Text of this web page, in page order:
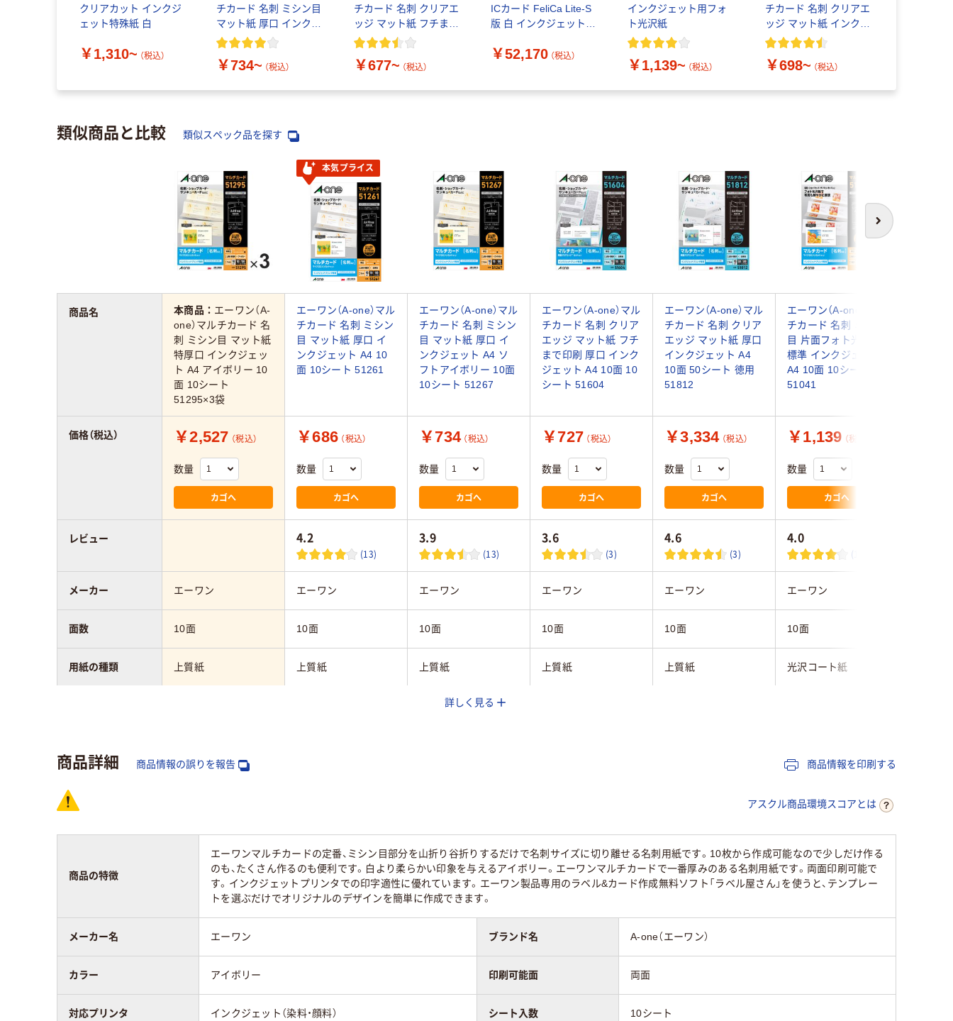
クリアカット インクジ
ェット特殊紙 白
￥1,310~ （税込）
チカード 名刺 ミシン目
マット紙 厚口 インクジ
ェット A4 ソフトアイボ
￥734~ （税込）
チカード 名刺 クリアエ
ッジ マット紙 フチまで
印刷 インクジェット A4
￥677~ （税込）
ICカード FeliCa Lite-S
版 白 インクジェット対
￥52,170 （税込）
インクジェット用フォ
ト光沢紙
￥1,139~ （税込）
チカード 名刺 クリアエ
ッジ マット紙 インクジ
ェット A4 10面
￥698~ （税込）
類似商品と比較 類似スペック品を探す
次へ
本気プライス
本商品： エーワン（A-
one）マルチカード 名
刺 ミシン目 マット紙
特厚口 インクジェッ
ト A4 アイボリー 10
面 10シート
51295×3袋
エーワン（A-one）マル
チカード 名刺 ミシン
目 マット紙 厚口 イ
ンクジェット A4 10
面 10シート 51261
エーワン（A-one）マル
チカード 名刺 ミシン
目 マット紙 厚口 イ
ンクジェット A4 ソ
フトアイボリー 10面
10シート 51267
エーワン（A-one）マル
チカード 名刺 クリア
エッジ マット紙 フチ
まで印刷 厚口 インク
ジェット A4 10面 10
シート 51604
エーワン（A-one）マル
チカード 名刺 クリア
エッジ マット紙 厚口
インクジェット A4
10面 50シート 徳用
51812
エーワン（A-one）マル
チカード 名刺 ミシン
目 片面フォト光沢紙
標準 インクジェット
A4 10面 10シート
51041
￥2,527 （税込）
数量
カゴへ
￥686 （税込）
数量
カゴへ
￥734 （税込）
数量
カゴへ
￥727 （税込）
数量
カゴへ
￥3,334 （税込）
数量
カゴへ
￥1,139 （税込）
数量
カゴへ
4.2
(13)
3.9
(13)
3.6
(3)
4.6
(3)
4.0
(1)
エーワン エーワン エーワン エーワン エーワン エーワン
10面 10面 10面 10面 10面 10面
上質紙 上質紙 上質紙 上質紙 上質紙 光沢コート紙
インクジェット（染
ベージュ系 ホワイト系
商品名
価格（税込）
レビュー
メーカー
面数
用紙の種類
カラーグループ
アスクル商品環境
スコア
詳しく見る
商品詳細 商品情報の誤りを報告 商品情報を印刷する
アスクル商品環境スコアとは
商品の特徴
エーワンマルチカードの定番、ミシン目部分を山折り谷折りするだけで名刺サイズに切り離せる名刺用紙です。10枚から作成可能なので少しだけ作る
のも、たくさん作るのも便利です。白より柔らかい印象を与えるアイボリー。エーワンマルチカードで一番厚みのある名刺用紙です。両面印刷可能で
す。インクジェットプリンタでの印字適性に優れています。エーワン製品専用のラベル&カード作成無料ソフト「ラベル屋さん」を使うと、テンプレー
トを選ぶだけでオリジナルのデザインを簡単に作成できます。
メーカー名 エーワン ブランド名 A-one（エーワン）
カラー アイボリー 印刷可能面 両面
対応プリンタ インクジェット（染料・顔料） シート入数 10シート